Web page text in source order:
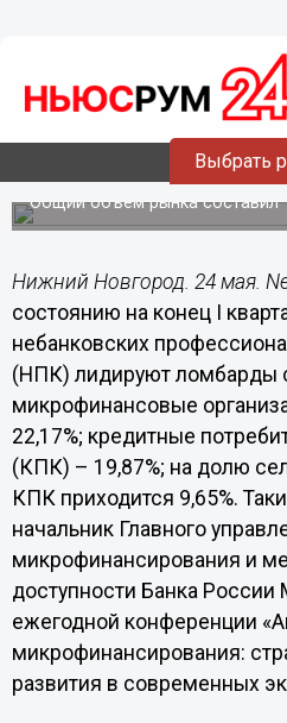
Выбрать
Ломбарды лидируют
небанковских
Общий объем рынка составил
Нижний Новгород. 24 мая.
состоянию на конец I
небанковских
(НПК) лидируют ломбарды
микрофинансовые
22,17%; кредитные
(КПК) – 19,87%; на долю
КПК приходится 9,65%.
начальник Главного
микрофинансирования и
доступности Банка
ежегодной конференции
микрофинансирования:
развития в современных